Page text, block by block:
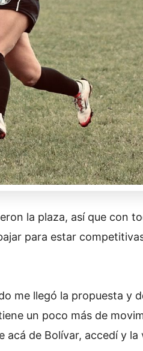
la plaza, así que con
para estar
me llegó la propuesta y
un poco más de
acá de Bolívar, accedí y la